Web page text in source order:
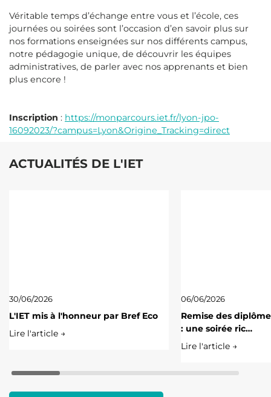
Véritable temps d’échange entre vous et l’école, ces
journées ou soirées sont l’occasion d’en savoir plus sur
nos formations enseignées sur nos différents campus,
notre pédagogie unique, de découvrir les équipes
administratives, de parler avec nos apprenants et bien
plus encore !
Inscription : https://monparcours.iet.fr/lyon-jpo-
16092023/?campus=Lyon&Origine_Tracking=direct
ACTUALITÉS DE L'IET
30/06/2026
L'IET mis à l'honneur par Bref Eco
Lire l'article →
06/06/2026
Remise des
: une soirée ric…
Lire l'article →